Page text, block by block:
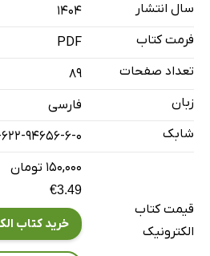
آموزش مختل شده: نابرابری آموزشی،
سرمایه‌گذاری در آموزش نسل 4: حوزه‌های کل
فراخوان به اقدام
فصل 2: تعریف آموزش نسل 4
تعریف آموزش نسل چهارم در یک نگاه
طبقه‌بندی آموزش نسل 4 چیست و چه کاربردی دارد؟
مروری بر طبقه‌بندی آموزش نسل 4
طبقه‌بندی در عمل تجربه‌های
سال انتشار
۱۴۰۴
فرمت کتاب
PDF
تعداد صفحات
89
زبان
فارسی
شابک
94656-6-0
قیمت کتاب
الکترونیک
۱۵۰,۰۰۰ تومان
€3.49
خرید کتاب